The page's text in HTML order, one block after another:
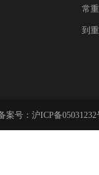
常
到
案号： 沪ICP备05031232